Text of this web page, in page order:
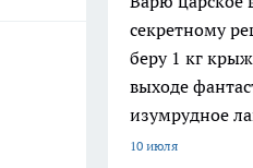
секретному
беру 1 кг
выходе
изумрудное
10 июля